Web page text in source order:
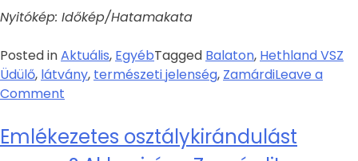
Nyitókép: Időkép/Hatamakata
Posted inAktuális, EgyébTagged Balaton, Hethland VSZ
Üdülő, látvány, természeti jelenség, ZamárdiLeave a
Comment
Emlékezetes osztálykirándulást